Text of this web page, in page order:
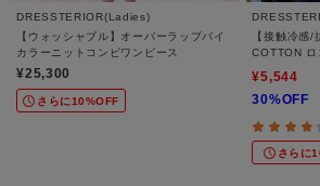
DRESSTERIOR(Ladies)
【ウォッシャブル】オーバーラップバイ
カラーニットコンビワンピース
¥25,300
さらに10%OFF
【接触冷感
COTTON ロ
¥5,544
30%OFF
さらに